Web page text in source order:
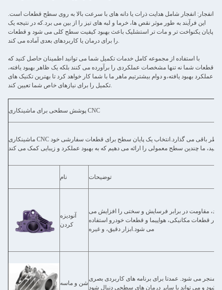
انفجار: انفجار شامل هدایت ذرات یا دانه های با سرعت بالا به روی سطح قطعات است.
این فرآیند به طور موثر نقص ها، خرما و لبه های تیز را از بین می برد.که در نتیجه یک
پایان یکنواخت تر و مات تر استشلیک باعث بهبود کیفیت سطح کلی می شود و قطعات
را برای درمان یا کاربردهای بعدی آماده می کند.
با استفاده از مجموعه کامل خدمات تکمیل شما می توانید اطمینان حاصل کنید که
قطعات شما نه تنها مشخصات عملکردی را برآورده می کنند بلکه یک ظاهر بهبود یافته،
عملکرد بهبود یافته،و دوام بیشترتیم ماهر ما با شما کار خواهد کرد تا بهترین تکنیک های
تکمیل را برای نیازهای خاص شما تعیین کند.
پوشش سطحی برای ماشینکاری CNC
ماشینکاری CNC نشان های ابزار قابل مشاهده را در طول فرآیند حذف بخش هایی از سطح بلوک برای ایجاد اشکال مورد نظر باقی می گذارد.انتخاب یک پایان سطح برای قطعات سفارشی خود
نام توضیحات
آنودیزه
کردن
مقاومت در برابر فرسایش و سختی را افزایش می
قطعات مکانیکی، هواپیما و قطعات خودرو استفاده
می شود.ابزار دقیق، و غیره
شن و ماسه
می شود. عمدتا برای برنامه های کاربردی بصری